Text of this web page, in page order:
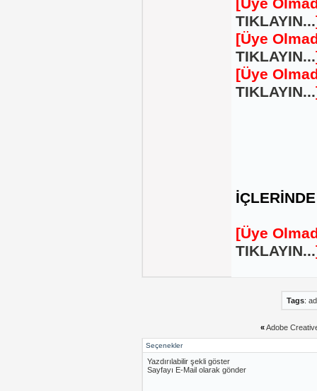
[Üye
TIKLAYIN...
[Üye
TIKLAYIN...
[Üye
TIKLAYIN...
[Üye
TIKLAYIN...
Tags:
« Adobe
Seçenekler
Yazdırılabilir şekli göster
Sayfayı E-Mail olarak gönder